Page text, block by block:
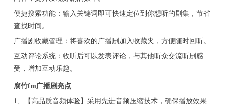
便捷搜索功能：输入关键词即可快速定位到你想听的剧集，节省
查找时间。
广播剧收藏管理：将喜欢的广播剧加入收藏夹，方便随时回听。
互动评论系统：收听后可以发表评论，与其他听众交流听剧感
受，增加互动乐趣。
腐竹fm广播剧亮点
1、【高品质音频体验】采用先进音频压缩技术，确保播放效果